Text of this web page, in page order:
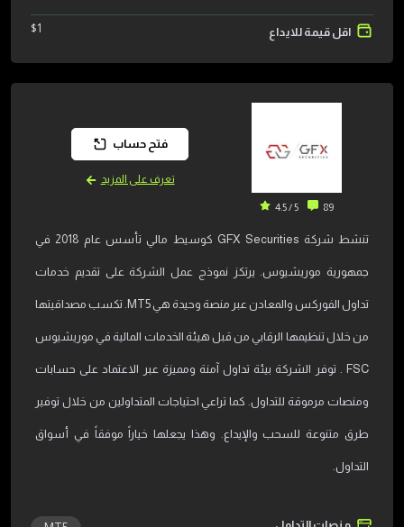
اقل قيمة للايداع $1
89
5 / 4.5
تنشط شركة GFX Securities كوسيط مالي تأسس عام 2018 في
جمهورية موريشيوس. يرتكز نموذج عمل الشركة على تقديم خدمات
تداول الفوركس والمعادن عبر منصة وحيدة هي MT5. تكسب مصداقيتها
من خلال تنظيمها الرقابي من قبل هيئة الخدمات المالية في موريشيوس
FSC . توفر الشركة بيئة تداول آمنة ومميزة عبر الاعتماد على حسابات
ومنصات مرموقة للتداول. كما تراعي احتياجات المتداولين من خلال توفير
طرق متنوعة للسحب والإيداع. وهذا يجعلها خياراً موفقاً في أسواق
التداول.
فتح حساب
تعرف على المزيد